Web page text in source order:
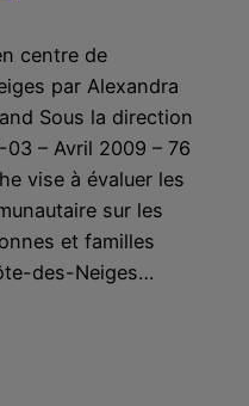
centre de
par Alexandra
Sous la direction
– Avril 2009 – 76
vise à évaluer les
sur les
et familles
des-Neiges…